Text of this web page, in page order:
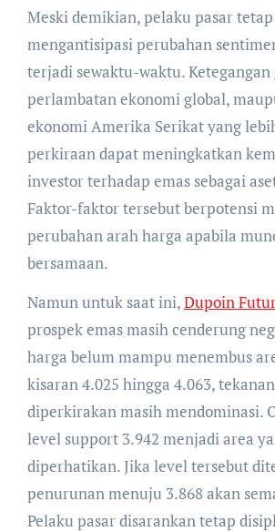
Meski demikian, pelaku pasar
mengantisipasi perubahan
terjadi sewaktu-waktu.
perlambatan ekonomi global,
ekonomi Amerika Serikat yang
perkiraan dapat meningkatkan
investor terhadap emas sebagai
Faktor-faktor tersebut berpotensi
perubahan arah harga apabila
bersamaan.
Namun untuk saat ini,Dupoin
prospek emas masih cenderung
harga belum mampu menembus
kisaran 4.025 hingga 4.063,
diperkirakan masih mendominasi.
level support 3.942 menjadi area
diperhatikan. Jika level tersebut
penurunan menuju 3.868 akan
Pelaku pasar disarankan tetap